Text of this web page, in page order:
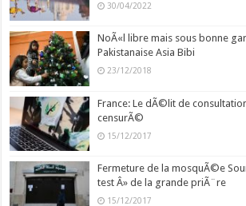
30/04/2022
NoÃ«l libre mais sous bonne
Pakistanaise Asia Bibi
23/12/2018
France: Le dÃ©lit de
censurÃ©
15/12/2017
Fermeture de la mosquÃ©e
test Â» de la grande priÃ¨re
15/12/2017